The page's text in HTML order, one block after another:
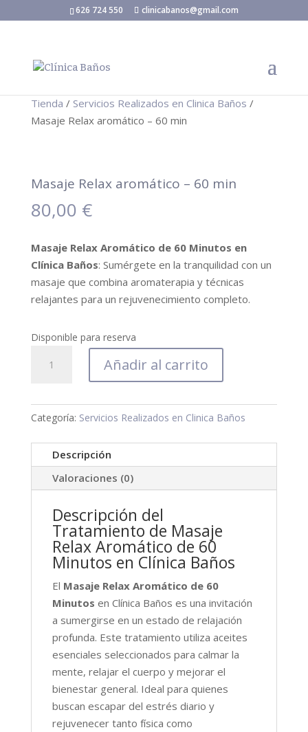
626 724 550 clinicabanos@gmail.com
Tienda / Servicios Realizados en Clinica Baños /
Masaje Relax aromático – 60 min
Masaje Relax aromático – 60 min
80,00 €
Masaje Relax Aromático de 60 Minutos en
Clínica Baños: Sumérgete en la tranquilidad con un
masaje que combina aromaterapia y técnicas
relajantes para un rejuvenecimiento completo.
Disponible para reserva
Relax
-
60
min
cantidad
Añadir al carrito
Categoría: Servicios Realizados en Clinica Baños
Descripción
Valoraciones (0)
Descripción del
Tratamiento de Masaje
Relax Aromático de 60
Minutos en Clínica Baños
El Masaje Relax Aromático de 60
Minutos en Clínica Baños es una invitación
a sumergirse en un estado de relajación
profunda. Este tratamiento utiliza aceites
esenciales seleccionados para calmar la
mente, relajar el cuerpo y mejorar el
bienestar general. Ideal para quienes
buscan escapar del estrés diario y
rejuvenecer tanto física como